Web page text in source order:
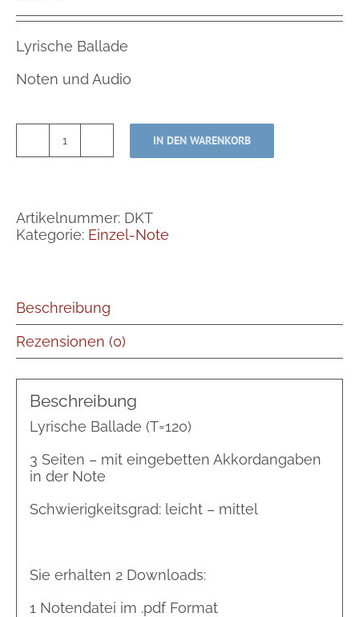
Lyrische Ballade
Noten und Audio
Der
IN DEN WARENKORB
Artikelnummer: DKT
Kategorie: Einzel-Note
Beschreibung
Rezensionen (0)
Beschreibung
Lyrische Ballade (T=120)
3 Seiten – mit eingebetten Akkordangaben
in der Note
Schwierigkeitsgrad: leicht – mittel
Sie erhalten 2 Downloads:
1 Notendatei im .pdf Format